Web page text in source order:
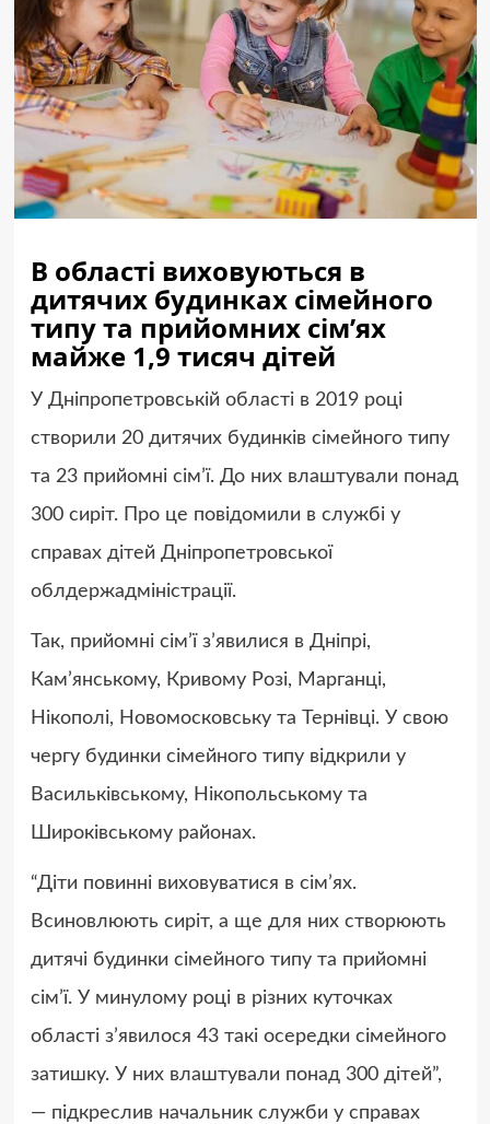
В області виховуються в
дитячих будинках сімейного
типу та прийомних сім’ях
майже 1,9 тисяч дітей
У Дніпропетровській області в 2019 році
створили 20 дитячих будинків сімейного типу
та 23 прийомні сім’ї. До них влаштували понад
300 сиріт. Про це повідомили в службі у
справах дітей Дніпропетровської
облдержадміністрації.
Так, прийомні сім’ї з’явилися в Дніпрі,
Кам’янському, Кривому Розі, Марганці,
Нікополі, Новомосковську та Тернівці. У свою
чергу будинки сімейного типу відкрили у
Васильківському, Нікопольському та
Широківському районах.
“Діти повинні виховуватися в сім’ях.
Всиновлюють сиріт, а ще для них створюють
дитячі будинки сімейного типу та прийомні
сім’ї. У минулому році в різних куточках
області з’явилося 43 такі осередки сімейного
затишку. У них влаштували понад 300 дітей”,
— підкреслив начальник служби у справах